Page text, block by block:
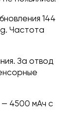
144
Частота
За отвод
— 4500 мАч с